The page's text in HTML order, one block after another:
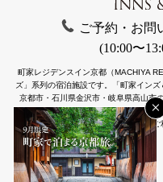
ご予約・お問
(10:00〜
町家レジデンスイン京都（MACHIYA
ズ」系列の宿泊施設です。
「町家イン
京都市・石川県金沢市・岐阜県高山市
屋）をリノベーションした一棟貸し町
リーもご
×